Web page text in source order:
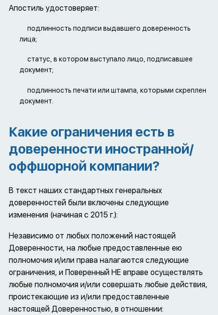
регламентом предоставления
Российской Федерации
проставлению апостиля на
официальных документах,
Апостиль удостоверяет:
подлинность подписи выдавшего доверенность
лица;
статус, в котором выступало лицо, подписавшее
документ;
подлинность печати или штампа, которыми скреплен
документ.
Какие ограничения есть в
доверенности иностранной/
оффшорной компании?
В текст наших стандартных генеральных
доверенностей были включены следующие
изменения (начиная с 2015 г.):
Независимо от любых положений настоящей
Доверенности, на любые предоставленные ею
полномочия и/или права налагаются следующие
ограничения, и Поверенный НЕ вправе осуществлять
любые полномочия и/или совершать любые действия,
проистекающие из и/или предоставленные
настоящей Доверенностью, в отношении: